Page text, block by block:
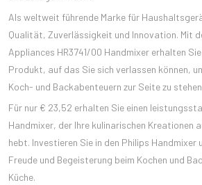
Als weltweit führende Marke für
Qualität, Zuverlässigkeit und Innovation. Mit
Appliances HR3741/00 Handmixer erhalten
Produkt, auf das Sie sich verlassen können,
Koch- und Backabenteuern zur Seite zu
Für nur € 23,52 erhalten Sie einen
Handmixer, der Ihre kulinarischen Kreationen
hebt. Investieren Sie in den Philips Handmixer
Freude und Begeisterung beim Kochen und
Küche.